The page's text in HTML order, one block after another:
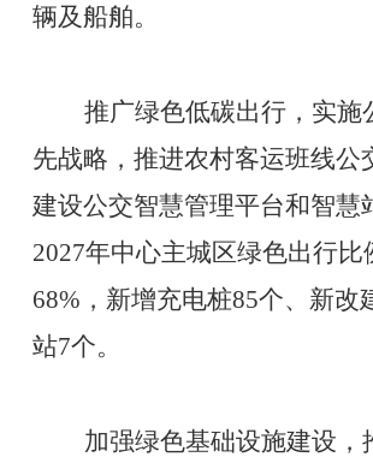
辆及船舶。
推广绿色低碳出行，实施
先战略，推进农村客运班线公
建设公交智慧管理平台和智慧
2027年中心主城区绿色出行比
68%，新增充电桩85个、新改
站7个。
加强绿色基础设施建设，